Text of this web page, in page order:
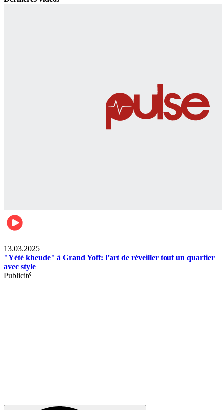
13.03.2025
"Yété kheude" à Grand Yoff: l’art de réveiller tout un quartier
avec style
Publicité